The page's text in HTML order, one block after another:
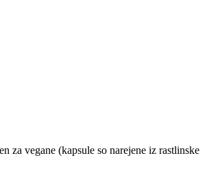
za vegane (kapsule so narejene iz rastlinske